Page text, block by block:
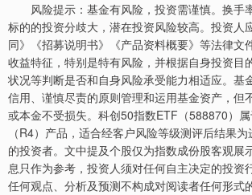
风险提示：基金有风险，投资需谨慎。换手
标的的投资分歧大，潜在投资风险较高。投资人
同》《招募说明书》《产品资料概要》等法律文
收益特征，特别是特有风险，并根据自身投资目
状况等判断是否和自身风险承受能力相适应。基
信用、谨慎尽责的原则管理和运用基金资产，但
或本金不受损失。科创50指数ETF（588870）
（R4）产品，适合经客户风险等级测评后结果
的投资者。文中提及个股仅为指数成份股客观展
息只作为参考，投资人须对任何自主决定的投资
任何观点、分析及预测不构成对阅读者任何形式